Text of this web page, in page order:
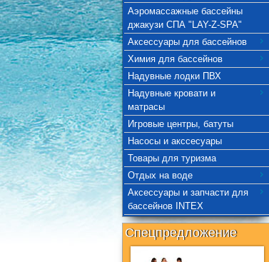
Аэромассажные бассейны
джакузи СПА "LAY-Z-SPA"
Аксессуары для бассейнов
Химия для бассейнов
Надувные лодки ПВХ
Надувные кровати и
матрасы
Игровые центры, батуты
Насосы и акссесуары
Товары для туризма
Отдых на воде
Аксессуары и запчасти для
бассейнов INTEX
Спецпредложение